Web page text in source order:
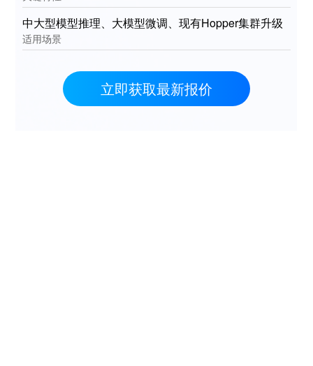
中大型模型推理、大模型微调、现有Hopper集群升级
适用场景
立即获取最新报价